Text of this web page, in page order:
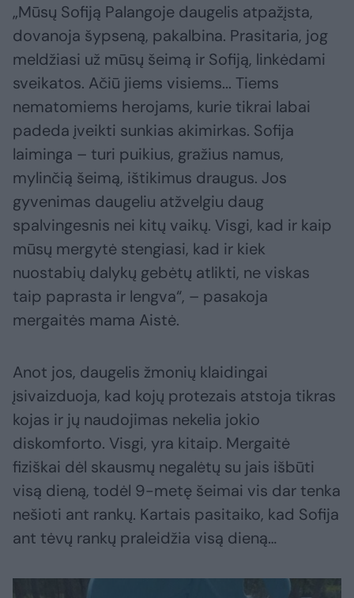
„Mūsų Sofiją Palangoje daugelis atpažįsta,
dovanoja šypseną, pakalbina. Prasitaria, jog
meldžiasi už mūsų šeimą ir Sofiją, linkėdami
sveikatos. Ačiū jiems visiems... Tiems
nematomiems herojams, kurie tikrai labai
padeda įveikti sunkias akimirkas. Sofija
laiminga – turi puikius, gražius namus,
mylinčią šeimą, ištikimus draugus. Jos
gyvenimas daugeliu atžvelgiu daug
spalvingesnis nei kitų vaikų. Visgi, kad ir kaip
mūsų mergytė stengiasi, kad ir kiek
nuostabių dalykų gebėtų atlikti, ne viskas
taip paprasta ir lengva“, – pasakoja
mergaitės mama Aistė.
Anot jos, daugelis žmonių klaidingai
įsivaizduoja, kad kojų protezais atstoja tikras
kojas ir jų naudojimas nekelia jokio
diskomforto. Visgi, yra kitaip. Mergaitė
fiziškai dėl skausmų negalėtų su jais išbūti
visą dieną, todėl 9-metę šeimai vis dar tenka
nešioti ant rankų. Kartais pasitaiko, kad Sofija
ant tėvų rankų praleidžia visą dieną…